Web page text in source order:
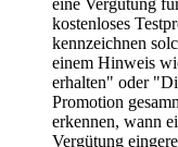
eine Vergütung
kostenloses
kennzeichnen
einem Hinweis
erhalten" oder
Promotion
erkennen, wann
Vergütung